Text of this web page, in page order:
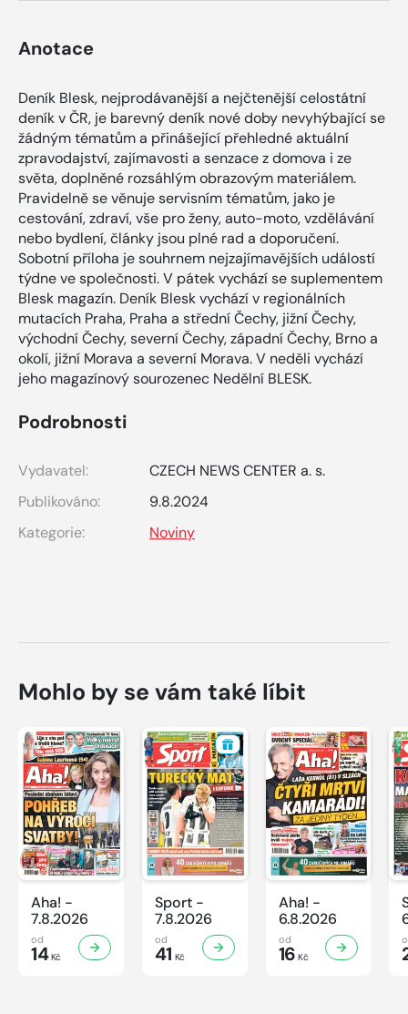
Anotace
Deník Blesk, nejprodávanější a nejčtenější celostátní
deník v ČR, je barevný deník nové doby nevyhýbající se
žádným tématům a přinášející přehledné aktuální
zpravodajství, zajímavosti a senzace z domova i ze
světa, doplněné rozsáhlým obrazovým materiálem.
Pravidelně se věnuje servisním tématům, jako je
cestování, zdraví, vše pro ženy, auto-moto, vzdělávání
nebo bydlení, články jsou plné rad a doporučení.
Sobotní příloha je souhrnem nejzajímavějších událostí
týdne ve společnosti. V pátek vychází se suplementem
Blesk magazín. Deník Blesk vychází v regionálních
mutacích Praha, Praha a střední Čechy, jižní Čechy,
východní Čechy, severní Čechy, západní Čechy, Brno a
okolí, jižní Morava a severní Morava. V neděli vychází
jeho magazínový sourozenec Nedělní BLESK.
Podrobnosti
Vydavatel:
CZECH NEWS CENTER a. s.
Publikováno:
9.8.2024
Kategorie:
Noviny
Mohlo by se vám také líbit
Aha! -
7.8.2026
od
14Kč
Sport -
7.8.2026
od
41 Kč
Aha! -
6.8.2026
od
16 Kč